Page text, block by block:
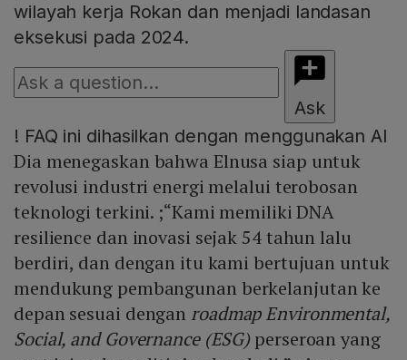
wilayah kerja Rokan dan menjadi landasan
eksekusi pada 2024.
Ask
! FAQ ini dihasilkan dengan menggunakan AI
Dia menegaskan bahwa Elnusa siap untuk
revolusi industri energi melalui terobosan
teknologi terkini. ;“Kami memiliki DNA
resilience dan inovasi sejak 54 tahun lalu
berdiri, dan dengan itu kami bertujuan untuk
mendukung pembangunan berkelanjutan ke
depan sesuai dengan roadmap Environmental,
Social, and Governance (ESG)perseroan yang